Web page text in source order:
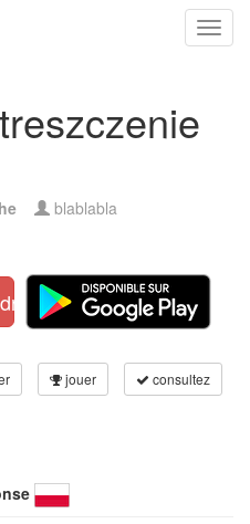
blablabla
jouer consultez